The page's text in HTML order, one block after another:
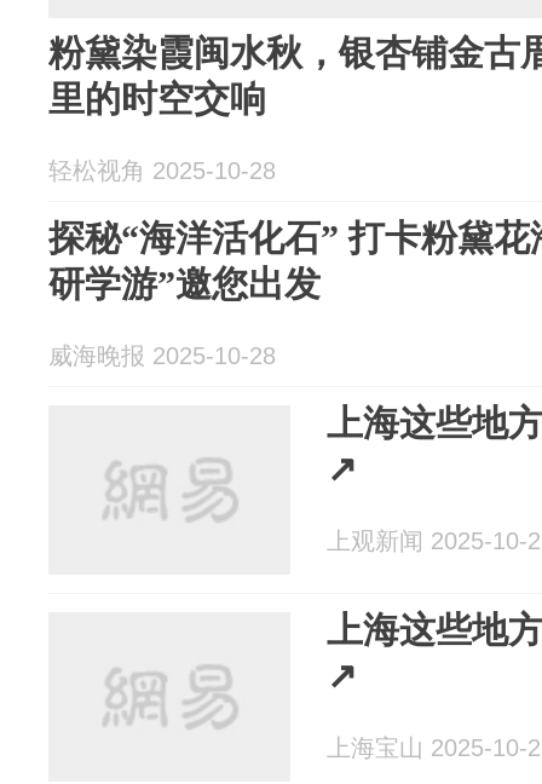
粉黛染霞闽水秋，银杏铺金
里的时空交响
轻松视角 2025-10-28
探秘“海洋活化石” 打卡粉黛
研学游”邀您出发
威海晚报 2025-10-28
上海这些地
↗
上观新闻 2025-10-
上海这些地
↗
上海宝山 2025-10-